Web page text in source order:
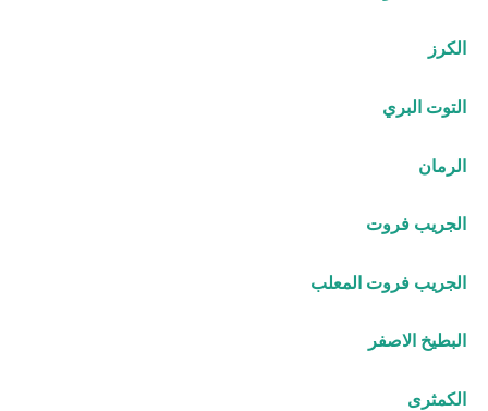
الكرز
التوت البري
الرمان
الجريب فروت
الجريب فروت المعلب
البطيخ الاصفر
الكمثرى